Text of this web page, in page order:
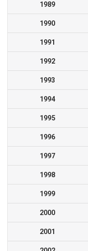
1989
1990
1991
1992
1993
1994
1995
1996
1997
1998
1999
2000
2001